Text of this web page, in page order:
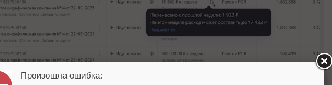
Произошла ошибка: